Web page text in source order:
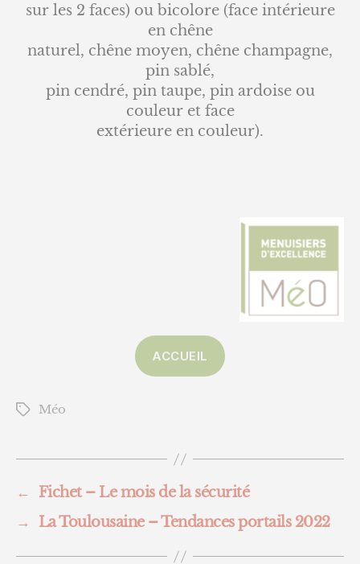
sur les 2 faces) ou bicolore (face intérieure
en chêne
naturel, chêne moyen, chêne champagne,
pin sablé,
pin cendré, pin taupe, pin ardoise ou
couleur et face
extérieure en couleur).
ACCUEIL
Étiquettes
Méo
←
Fichet – Le mois de la sécurité
→
La Toulousaine – Tendances portails 2022